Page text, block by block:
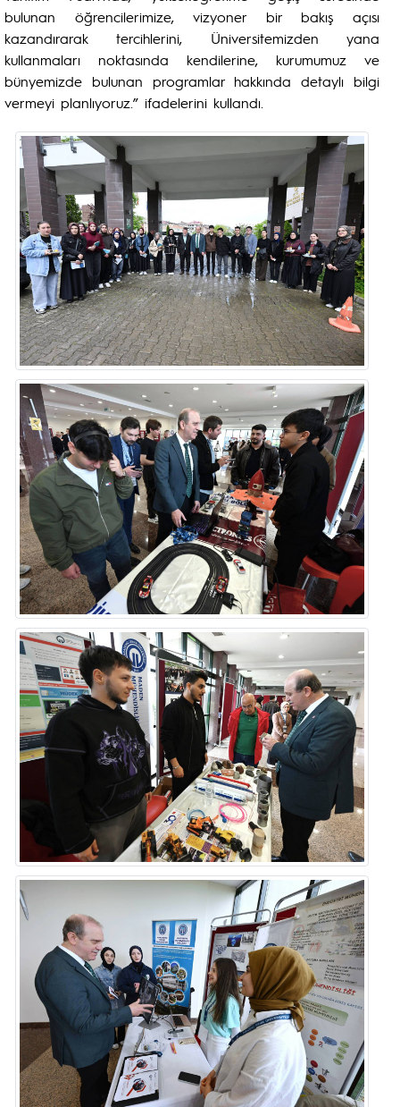
bulunan öğrencilerimize, vizyoner bir bakış açısı
kazandırarak tercihlerini, Üniversitemizden yana
kullanmaları noktasında kendilerine, kurumumuz ve
bünyemizde bulunan programlar hakkında detaylı bilgi
vermeyi planlıyoruz.” ifadelerini kullandı.